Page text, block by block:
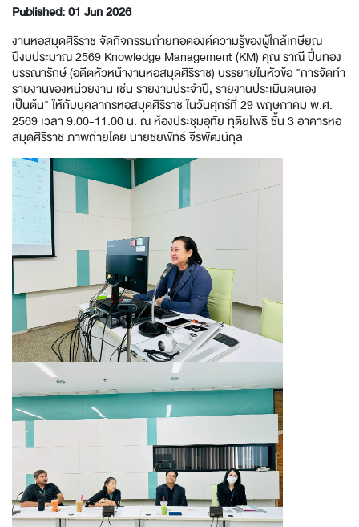
Published: 01 Jun 2026
งานหอสมุดศิริราช จัดกิจกรรมถ่ายทอดองค์ความรู้ของผู้ใกล้เกษียณ
ปีงบประมาณ 2569 Knowledge Management (KM) คุณ ราณี ปิ่นทอง
บรรณารักษ์ (อดีตหัวหน้างานหอสมุดศิริราช) บรรยายในหัวข้อ "การจัดทำ
รายงานของหน่วยงาน เช่น รายงานประจำปี, รายงานประเมินตนเอง
เป็นต้น" ให้กับบุคลากรหอสมุดศิริราช ในวันศุกร์ที่ 29 พฤษภาคม พ.ศ.
2569 เวลา 9.00-11.00 น. ณ ห้องประชุมอุทัย ทุติยโพธิ ชั้น 3 อาคารหอ
สมุดศิริราช ภาพถ่ายโดย นายชยพัทธ์ จีรพัฒน์กุล